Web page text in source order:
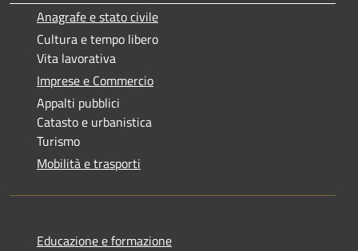
Anagrafe e stato civile
Cultura e tempo libero
Vita lavorativa
Imprese e Commercio
Appalti pubblici
Catasto e urbanistica
Turismo
Mobilità e trasporti
Educazione e formazione